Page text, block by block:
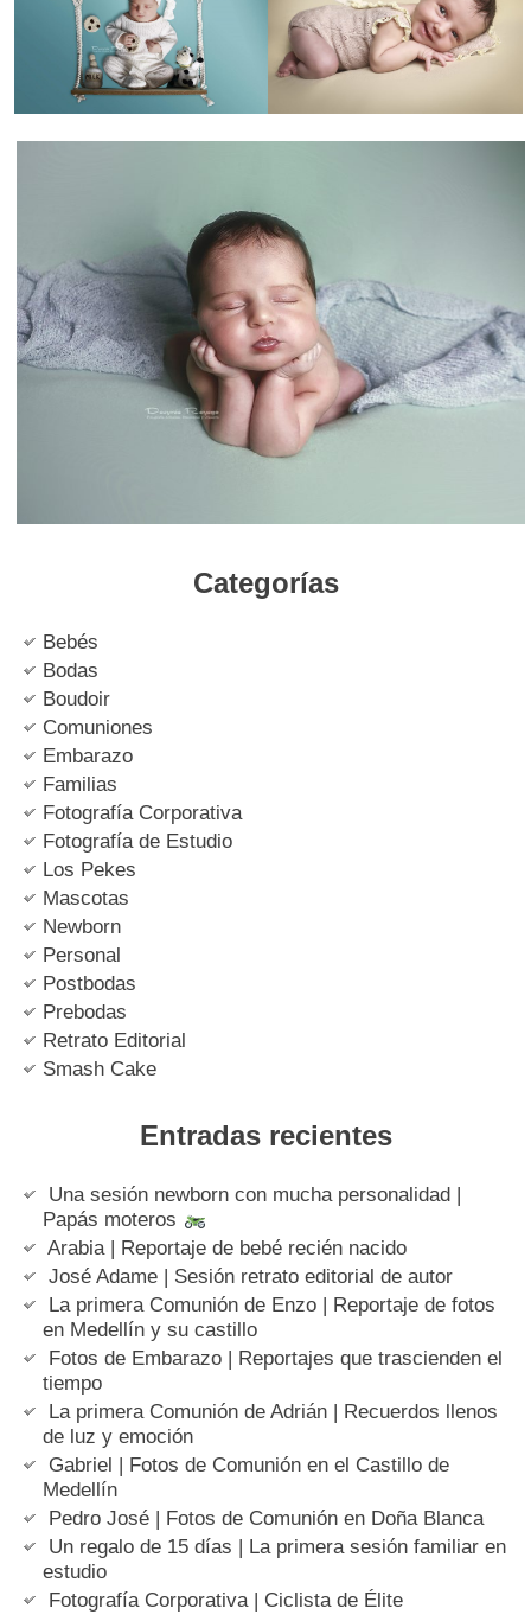
Categorías
Bebés
Bodas
Boudoir
Comuniones
Embarazo
Familias
Fotografía Corporativa
Fotografía de Estudio
Los Pekes
Mascotas
Newborn
Personal
Postbodas
Prebodas
Retrato Editorial
Smash Cake
Entradas recientes
Una sesión newborn con mucha personalidad |
Papás moteros
Arabia | Reportaje de bebé recién nacido
José Adame | Sesión retrato editorial de autor
La primera Comunión de Enzo | Reportaje de fotos
en Medellín y su castillo
Fotos de Embarazo | Reportajes que trascienden el
tiempo
La primera Comunión de Adrián | Recuerdos llenos
de luz y emoción
Gabriel | Fotos de Comunión en el Castillo de
Medellín
Pedro José | Fotos de Comunión en Doña Blanca
Un regalo de 15 días | La primera sesión familiar en
estudio
Fotografía Corporativa | Ciclista de Élite